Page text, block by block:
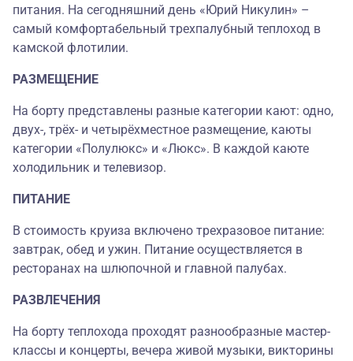
питания. На сегодняшний день «Юрий Никулин» –
самый комфортабельный трехпалубный теплоход в
камской флотилии.
РАЗМЕЩЕНИЕ
На борту представлены разные категории кают: одно,
двух-, трёх- и четырёхместное размещение, каюты
категории «Полулюкс» и «Люкс». В каждой каюте
холодильник и телевизор.
ПИТАНИЕ
В стоимость круиза включено трехразовое питание:
завтрак, обед и ужин. Питание осуществляется в
ресторанах на шлюпочной и главной палубах.
РАЗВЛЕЧЕНИЯ
На борту теплохода проходят разнообразные мастер-
классы и концерты, вечера живой музыки, викторины